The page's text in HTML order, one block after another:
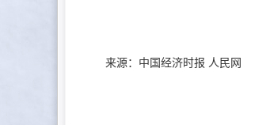
来源：中国经济时报 人民网